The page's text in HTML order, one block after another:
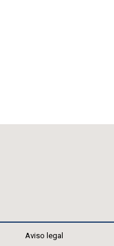
Aviso legal